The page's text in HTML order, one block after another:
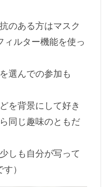
のある方はマスク
ィルター機能を使っ
選んでの参加も
を背景にして好き
同じ趣味のともだ
しも自分が写って
）